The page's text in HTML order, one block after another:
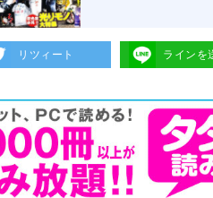
リツィート ラインを